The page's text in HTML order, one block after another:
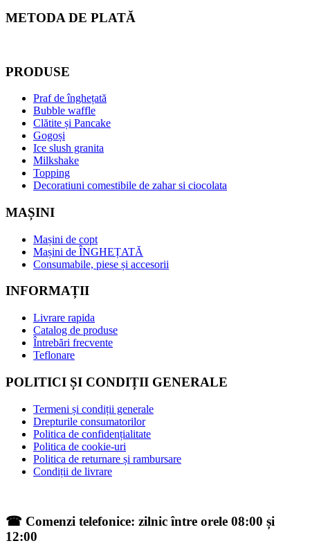
METODA DE PLATĂ
PRODUSE
Praf de înghețată
Bubble waffle
Clătite și Pancake
Gogoși
Ice slush granita
Milkshake
Topping
Decoratiuni comestibile de zahar si ciocolata
MAȘINI
Mașini de copt
Mașini de ÎNGHEȚATĂ
Consumabile, piese și accesorii
INFORMAȚII
Livrare rapida
Catalog de produse
Întrebări frecvente
Teflonare
POLITICI ȘI CONDIȚII GENERALE
Termeni și condiții generale
Drepturile consumatorilor
Politica de confidențialitate
Politica de cookie-uri
Politica de returnare și rambursare
Condiții de livrare
☎ Comenzi telefonice: zilnic între orele 08:00 și
12:00